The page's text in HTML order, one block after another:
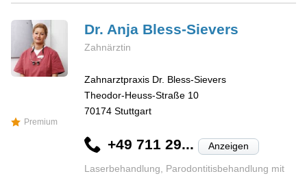
Premium
Dr. Anja Bless-Sievers
Zahnärztin
Zahnarztpraxis Dr. Bless-Sievers
Theodor-Heuss-Straße 10
70174 Stuttgart
+49 711 29... Anzeigen
Laserbehandlung, Parodontitisbehandlung mit